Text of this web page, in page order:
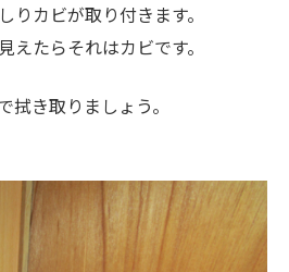
カビが取り付きます。
えたらそれはカビです。
拭き取りましょう。